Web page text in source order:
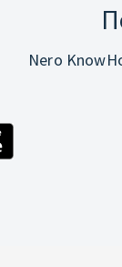
Nero